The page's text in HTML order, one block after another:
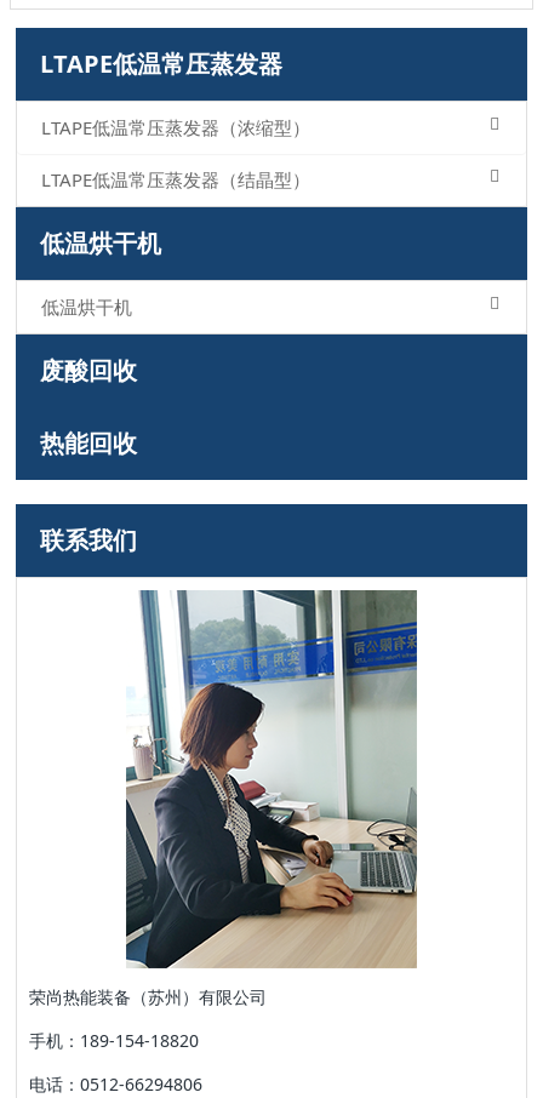
LTAPE低温常压蒸发器
LTAPE低温常压蒸发器（浓缩型）
LTAPE低温常压蒸发器（结晶型）
低温烘干机
低温烘干机
废酸回收
热能回收
联系我们
荣尚热能装备（苏州）有限公司
手机：189-154-18820
电话：0512-66294806